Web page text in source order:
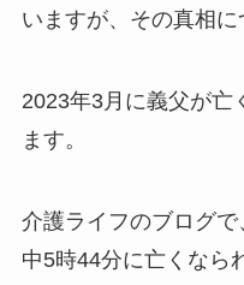
いますが、その真相に
2023年3月に義父が亡
ます。
介護ライフのブログ
中5時44分に亡くなら